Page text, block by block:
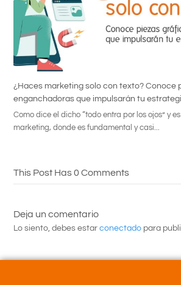
¿Haces marketing solo con texto? Conoce
enganchadoras que impulsarán tu
Como dice el dicho “todo entra por los ojos” y
marketing, donde es fundamental y casi...
This Post Has 0 Comments
Deja un comentario
Lo siento, debes estarconectado para